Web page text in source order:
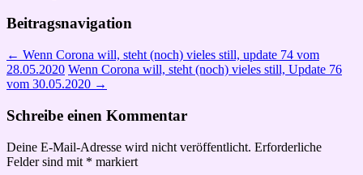
Beitragsnavigation
← Wenn Corona will, steht (noch) vieles still, update 74 vom
28.05.2020 Wenn Corona will, steht (noch) vieles still, Update 76
vom 30.05.2020 →
Schreibe einen Kommentar
Deine E-Mail-Adresse wird nicht veröffentlicht. Erforderliche
Felder sind mit * markiert